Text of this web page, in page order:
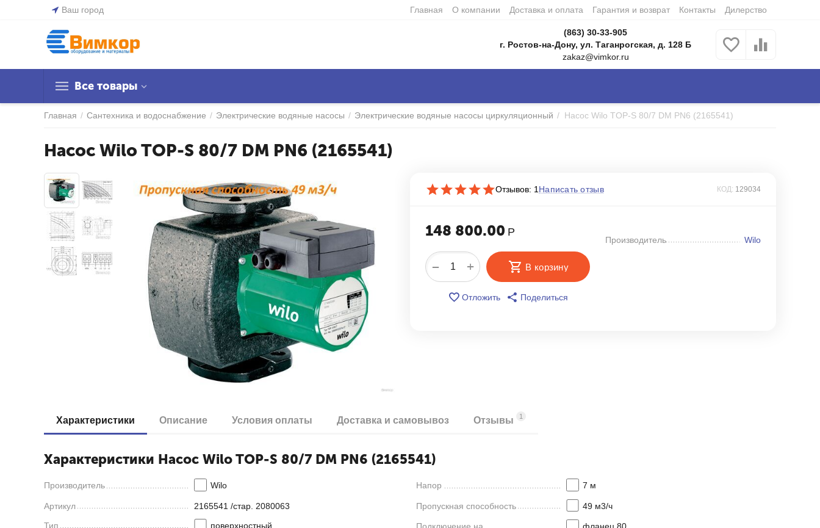
Ваш город Главная О компании Доставка и оплата Гарантия и возврат Контакты Дилерство
(863) 30-33-905
г. Ростов-на-Дону, ул. Таганрогская, д. 128 Б
zakaz@vimkor.ru
Все товары
Главная / Сантехника и водоснабжение / Электрические водяные насосы / Электрические водяные насосы циркуляционный / Насос Wilo TOP-S 80/7 DM PN6 (2165541)
Насос Wilo TOP-S 80/7 DM PN6 (2165541)
Отзывов: 1 Написать отзыв КОД: 129034
148 800.00 Р
+
− В корзину
Отложить Поделиться
Производитель Wilo
Характеристики Описание Условия оплаты Доставка и самовывоз Отзывы 1
Характеристики Насос Wilo TOP-S 80/7 DM PN6 (2165541)
Производитель Wilo
Артикул
2165541 /стар. 2080063
Тип
поверхностный
Напор 7 м
Пропускная способность 49 м3/ч